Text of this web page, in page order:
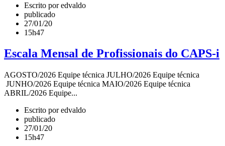
Escrito por edvaldo
publicado
27/01/20
15h47
Escala Mensal de Profissionais do CAPS-i
AGOSTO/2026 Equipe técnica JULHO/2026 Equipe técnica
JUNHO/2026 Equipe técnica MAIO/2026 Equipe técnica
ABRIL/2026 Equipe...
Escrito por edvaldo
publicado
27/01/20
15h47